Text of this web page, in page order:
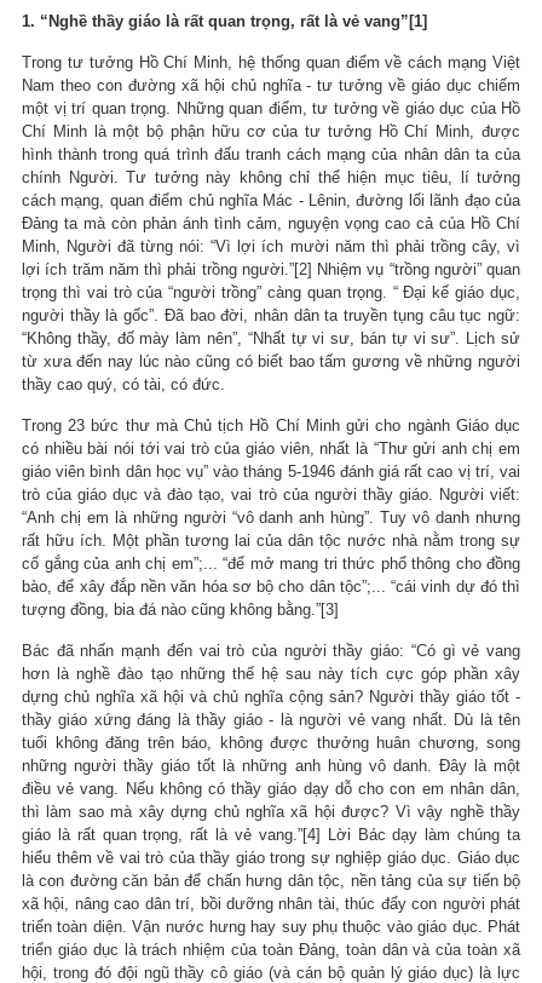
1. “Nghề thầy giáo là rất quan trọng, rất là vẻ vang”[1]
Trong tư tưởng Hồ Chí Minh, hệ thống quan điểm về cách mạng Việt
Nam theo con đường xã hội chủ nghĩa - tư tưởng về giáo dục chiếm
một vị trí quan trọng. Những quan điểm, tư tưởng về giáo dục của Hồ
Chí Minh là một bộ phận hữu cơ của tư tưởng Hồ Chí Minh, được
hình thành trong quá trình đấu tranh cách mạng của nhân dân ta của
chính Người. Tư tưởng này không chỉ thể hiện mục tiêu, lí tưởng
cách mạng, quan điểm chủ nghĩa Mác - Lênin, đường lối lãnh đạo của
Đảng ta mà còn phản ánh tình cảm, nguyện vọng cao cả của Hồ Chí
Minh, Người đã từng nói: “Vì lợi ích mười năm thì phải trồng cây, vì
lợi ích trăm năm thì phải trồng người.”[2] Nhiệm vụ “trồng người” quan
trọng thì vai trò của “người trồng” càng quan trọng. “ Đại kế giáo dục,
người thầy là gốc”. Đã bao đời, nhân dân ta truyền tụng câu tục ngữ:
“Không thầy, đố mày làm nên”, “Nhất tự vi sư, bán tự vi sư”. Lịch sử
từ xưa đến nay lúc nào cũng có biết bao tấm gương về những người
thầy cao quý, có tài, có đức.
Trong 23 bức thư mà Chủ tịch Hồ Chí Minh gửi cho ngành Giáo dục
có nhiều bài nói tới vai trò của giáo viên, nhất là “Thư gửi anh chị em
giáo viên bình dân học vụ” vào tháng 5-1946 đánh giá rất cao vị trí, vai
trò của giáo dục và đào tạo, vai trò của người thầy giáo. Người viết:
“Anh chị em là những người “vô danh anh hùng”. Tuy vô danh nhưng
rất hữu ích. Một phần tương lai của dân tộc nước nhà nằm trong sự
cố gắng của anh chị em”;... “để mở mang tri thức phổ thông cho đồng
bào, để xây đắp nền văn hóa sơ bộ cho dân tộc”;... “cái vinh dự đó thì
tượng đồng, bia đá nào cũng không bằng.”[3]
Bác đã nhấn mạnh đến vai trò của người thầy giáo: “Có gì vẻ vang
hơn là nghề đào tạo những thế hệ sau này tích cực góp phần xây
dựng chủ nghĩa xã hội và chủ nghĩa cộng sản? Người thầy giáo tốt -
thầy giáo xứng đáng là thầy giáo - là người vẻ vang nhất. Dù là tên
tuổi không đăng trên báo, không được thưởng huân chương, song
những người thầy giáo tốt là những anh hùng vô danh. Đây là một
điều vẻ vang. Nếu không có thầy giáo dạy dỗ cho con em nhân dân,
thì làm sao mà xây dựng chủ nghĩa xã hội được? Vì vậy nghề thầy
giáo là rất quan trọng, rất là vẻ vang.”[4] Lời Bác dạy làm chúng ta
hiểu thêm về vai trò của thầy giáo trong sự nghiệp giáo dục. Giáo dục
là con đường căn bản để chấn hưng dân tộc, nền tảng của sự tiến bộ
xã hội, nâng cao dân trí, bồi dưỡng nhân tài, thúc đẩy con người phát
triển toàn diện. Vận nước hưng hay suy phụ thuộc vào giáo dục. Phát
triển giáo dục là trách nhiệm của toàn Đảng, toàn dân và của toàn xã
hội, trong đó đội ngũ thầy cô giáo (và cán bộ quản lý giáo dục) là lực